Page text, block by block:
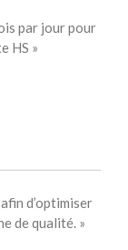
par jour pour
HS »
d’optimiser
de qualité. »